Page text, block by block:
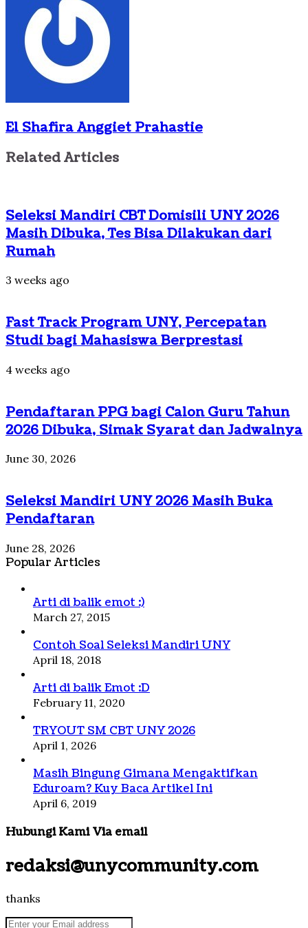
El Shafira Anggiet Prahastie
Related Articles
Seleksi Mandiri CBT Domisili UNY 2026
Masih Dibuka, Tes Bisa Dilakukan dari
Rumah
3 weeks ago
Fast Track Program UNY, Percepatan
Studi bagi Mahasiswa Berprestasi
4 weeks ago
Pendaftaran PPG bagi Calon Guru Tahun
2026 Dibuka, Simak Syarat dan Jadwalnya
June 30, 2026
Seleksi Mandiri UNY 2026 Masih Buka
Pendaftaran
June 28, 2026
Popular Articles
Arti di balik emot :)
March 27, 2015
Contoh Soal Seleksi Mandiri UNY
April 18, 2018
Arti di balik Emot :D
February 11, 2020
TRYOUT SM CBT UNY 2026
April 1, 2026
Masih Bingung Gimana Mengaktifkan
Eduroam? Kuy Baca Artikel Ini
April 6, 2019
Hubungi Kami Via email
redaksi@unycommunity.com
thanks
Enter